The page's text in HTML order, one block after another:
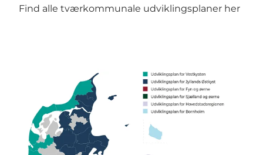
Find alle tværkommunale udviklingsplaner her